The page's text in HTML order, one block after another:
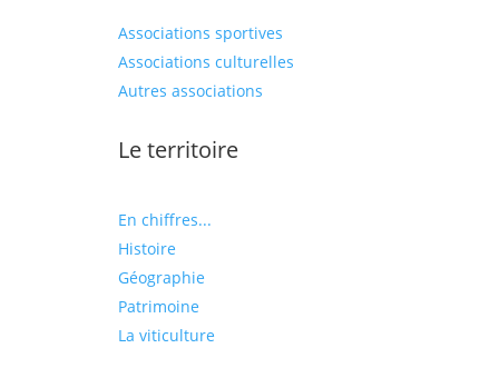
Associations sportives
Associations culturelles
Autres associations
Le territoire
En chiffres...
Histoire
Géographie
Patrimoine
La viticulture